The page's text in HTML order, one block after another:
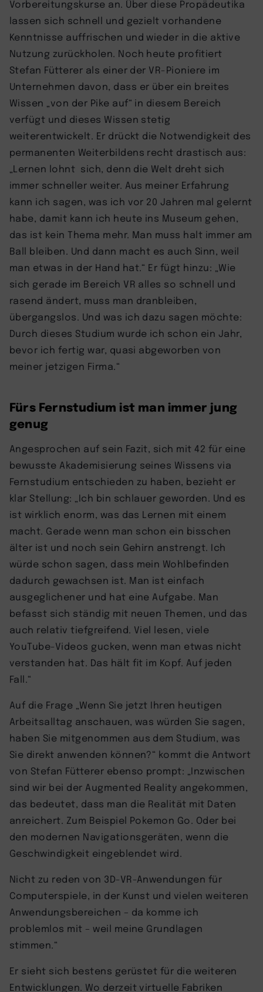
Vorbereitungskurse an. Über diese Propädeutika
lassen sich schnell und gezielt vorhandene
Kenntnisse auffrischen und wieder in die aktive
Nutzung zurückholen. Noch heute profitiert
Stefan Fütterer als einer der VR-Pioniere im
Unternehmen davon, dass er über ein breites
Wissen „von der Pike auf“ in diesem Bereich
verfügt und dieses Wissen stetig
weiterentwickelt. Er drückt die Notwendigkeit des
permanenten Weiterbildens recht drastisch aus:
„Lernen lohnt sich, denn die Welt dreht sich
immer schneller weiter. Aus meiner Erfahrung
kann ich sagen, was ich vor 20 Jahren mal gelernt
habe, damit kann ich heute ins Museum gehen,
das ist kein Thema mehr. Man muss halt immer am
Ball bleiben. Und dann macht es auch Sinn, weil
man etwas in der Hand hat.“ Er fügt hinzu: „Wie
sich gerade im Bereich VR alles so schnell und
rasend ändert, muss man dranbleiben,
übergangslos. Und was ich dazu sagen möchte:
Durch dieses Studium wurde ich schon ein Jahr,
bevor ich fertig war, quasi abgeworben von
meiner jetzigen Firma.“
Fürs Fernstudium ist man immer jung
genug
Angesprochen auf sein Fazit, sich mit 42 für eine
bewusste Akademisierung seines Wissens via
Fernstudium entschieden zu haben, bezieht er
klar Stellung: „Ich bin schlauer geworden. Und es
ist wirklich enorm, was das Lernen mit einem
macht. Gerade wenn man schon ein bisschen
älter ist und noch sein Gehirn anstrengt. Ich
würde schon sagen, dass mein Wohlbefinden
dadurch gewachsen ist. Man ist einfach
ausgeglichener und hat eine Aufgabe. Man
befasst sich ständig mit neuen Themen, und das
auch relativ tiefgreifend. Viel lesen, viele
YouTube-Videos gucken, wenn man etwas nicht
verstanden hat. Das hält fit im Kopf. Auf jeden
Fall.“
Auf die Frage „Wenn Sie jetzt Ihren heutigen
Arbeitsalltag anschauen, was würden Sie sagen,
haben Sie mitgenommen aus dem Studium, was
Sie direkt anwenden können?“ kommt die Antwort
von Stefan Fütterer ebenso prompt: „Inzwischen
sind wir bei der Augmented Reality angekommen,
das bedeutet, dass man die Realität mit Daten
anreichert. Zum Beispiel Pokemon Go. Oder bei
den modernen Navigationsgeräten, wenn die
Geschwindigkeit eingeblendet wird.
Nicht zu reden von 3D-VR-Anwendungen für
Computerspiele, in der Kunst und vielen weiteren
Anwendungsbereichen – da komme ich
problemlos mit – weil meine Grundlagen
stimmen.“
Er sieht sich bestens gerüstet für die weiteren
Entwicklungen. Wo derzeit virtuelle Fabriken